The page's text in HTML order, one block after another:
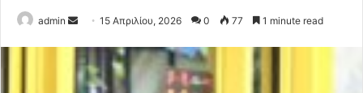
admin
Send
email
15 Απριλίου, 2026 0 77 1 minute read